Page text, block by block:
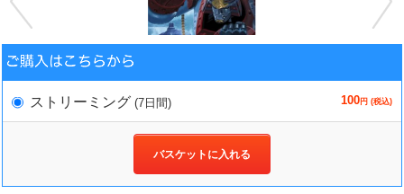
ストリーミング (7日間) 100円 (税込)
バスケットに入れる